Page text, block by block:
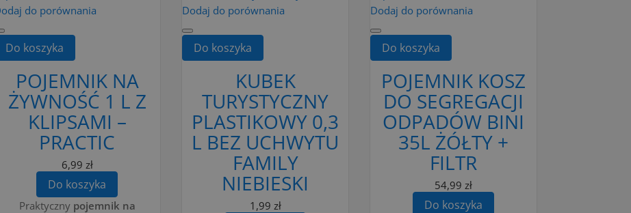
do porównania
Do koszyka
POJEMNIK NA
ŻYWNOŚĆ 1 L Z
KLIPSAMI –
PRACTIC
6,99 zł
Do koszyka
Praktyczny pojemnik na
Dodaj do porównania
Do koszyka
KUBEK
TURYSTYCZNY
PLASTIKOWY 0,3
L BEZ UCHWYTU
FAMILY
NIEBIESKI
1,99 zł
Dodaj do porównania
Do koszyka
POJEMNIK KOSZ
DO SEGREGACJI
ODPADÓW BINI
35L ŻÓŁTY +
FILTR
54,99 zł
Do koszyka